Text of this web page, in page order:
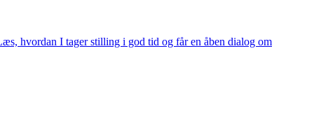
hvordan I tager stilling i god tid og får en åben dialog om